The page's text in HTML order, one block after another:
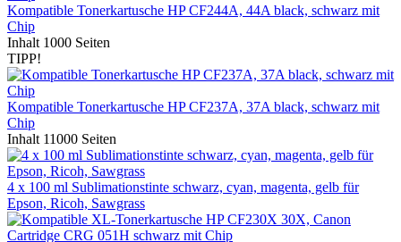
Kompatible Tonerkartusche HP CF244A, 44A black, schwarz mit
Chip
Inhalt 1000 Seiten
TIPP!
Kompatible Tonerkartusche HP CF237A, 37A black, schwarz mit
Chip
Inhalt 11000 Seiten
4 x 100 ml Sublimationstinte schwarz, cyan, magenta, gelb für
Epson, Ricoh, Sawgrass